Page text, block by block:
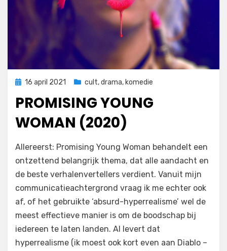
Geplaatst
16 april 2021 cult,drama, komedie
PROMISING YOUNG
WOMAN (2020)
Filmofiel.nl
Laat een reactie achter
Promising
Young
Woman
(2020)
Allereerst: Promising Young Woman behandelt een
ontzettend belangrijk thema, dat alle aandacht en
de beste verhalenvertellers verdient. Vanuit mijn
communicatieachtergrond vraag ik me echter ook
af, of het gebruikte ‘absurd-hyperrealisme’ wel de
meest effectieve manier is om de boodschap bij
iedereen te laten landen. Al levert dat
hyperrealisme (ik moest ook kort even aan Diablo –